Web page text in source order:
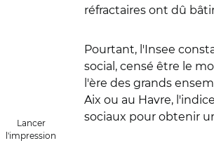
Lancer
l'impression
réfractaires ont dû
Pourtant, l'Insee
social, censé être le
l'ère des grands
Aix ou au Havre,
sociaux pour obtenir